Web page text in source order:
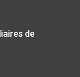
de